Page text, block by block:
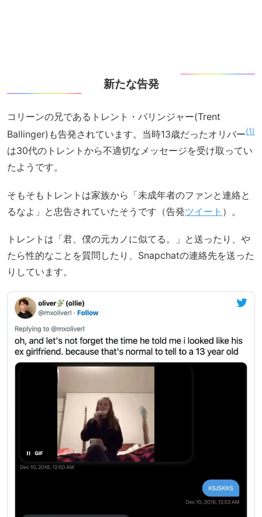
新たな告発
コリーンの兄であるトレント・バリンジャー(Trent
Ballinger)も告発されています。当時13歳だったオリバー 1
は30代のトレントから不適切なメッセージを受け取ってい
たようです。
そもそもトレントは家族から「未成年者のファンと連絡と
るなよ」と忠告されていたそうです（告発ツイート ）。
トレントは「君、僕の元カノに似てる。」と送ったり、や
たら性的なことを質問したり、Snapchatの連絡先を送った
りしています。